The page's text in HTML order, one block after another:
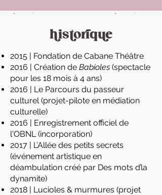
historique
2015 | Fondation de Cabane Théâtre
2016 | Création de Babioles (spectacle
pour les 18 mois à 4 ans)
2016 | Le Parcours du passeur
culturel (projet-pilote en médiation
culturelle)
2016 | Enregistrement officiel de
l'OBNL (incorporation)
2017 | L’Allée des petits secrets
(événement artistique en
déambulation créé par Des mots d’la
dynamite)
2018 | Lucioles & murmures (projet